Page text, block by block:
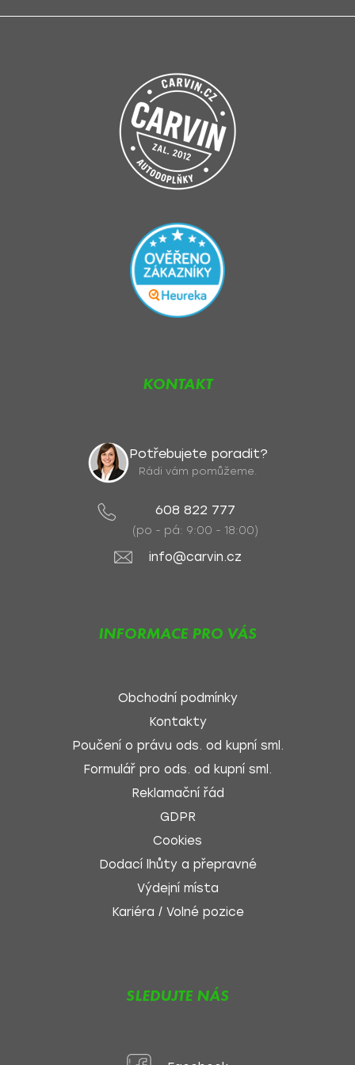
KONTAKT
Potřebujete poradit?
Rádi vám pomůžeme.
608 822 777
(po - pá: 9:00 - 18:00)
info@carvin.cz
INFORMACE PRO VÁS
Obchodní podmínky
Kontakty
Poučení o právu ods. od kupní sml.
Formulář pro ods. od kupní sml.
Reklamační řád
GDPR
Cookies
Dodací lhůty a přepravné
Výdejní místa
Kariéra / Volné pozice
SLEDUJTE NÁS